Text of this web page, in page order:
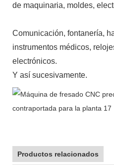
de maquinaria, moldes,
Comunicación, fontanería,
instrumentos médicos,
electrónicos.
Y así sucesivamente.
Productos relacionados